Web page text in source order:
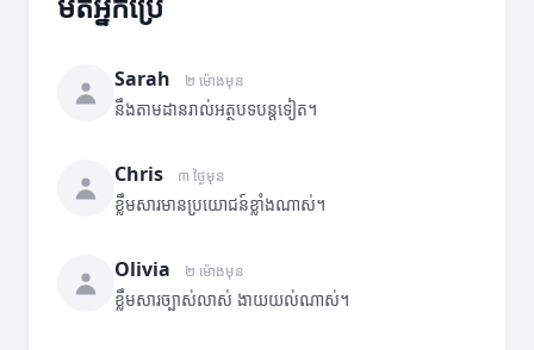
Sarah ២ ម៉ោងមុន
នឹងតាមដានរាល់អត្ថបទបន្តទៀត។
Chris ៣ ថ្ងៃមុន
ខ្លឹមសារមានប្រយោជន៍ខ្លាំងណាស់។
Olivia ២ ម៉ោងមុន
ខ្លឹមសារច្បាស់លាស់ ងាយយល់ណាស់។